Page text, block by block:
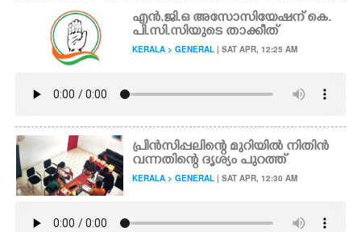
എൻ.ജി.ഒ അസോസിയേഷന് കെ.
പി.സി.സിയുടെ താക്കീത്
KERALA > GENERAL | SAT APR, 12:25 AM
പ്രിൻസിപ്പലിന്റെ മുറിയിൽ നിതിൻ
വന്നതിന്റെ ദൃശ്യം പുറത്ത്
KERALA > GENERAL | SAT APR, 12:30 AM